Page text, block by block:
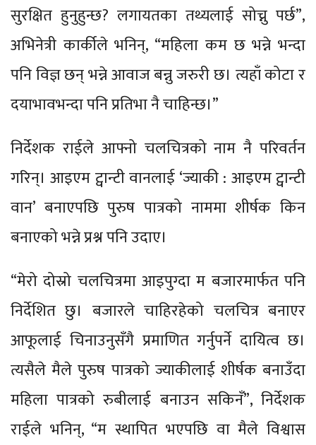
सुरक्षित हुनुहुन्छ? लगायतका तथ्यलाई सोच्नु पर्छ”,
अभिनेत्री कार्कीले भनिन्, “महिला कम छ भन्ने भन्दा
पनि विज्ञ छन् भन्ने आवाज बन्नु जरुरी छ। त्यहाँ कोटा र
दयाभावभन्दा पनि प्रतिभा नै चाहिन्छ।”
निर्देशक राईले आफ्नो चलचित्रको नाम नै परिवर्तन
गरिन्। आइएम ट्वान्टी वानलाई ‘ज्याकी : आइएम ट्वान्टी
वान’ बनाएपछि पुरुष पात्रको नाममा शीर्षक किन
बनाएको भन्ने प्रश्न पनि उदाए।
“मेरो दोस्रो चलचित्रमा आइपुग्दा म बजारमार्फत पनि
निर्देशित छु। बजारले चाहिरहेको चलचित्र बनाएर
आफूलाई चिनाउनुसँगै प्रमाणित गर्नुपर्ने दायित्व छ।
त्यसैले मैले पुरुष पात्रको ज्याकीलाई शीर्षक बनाउँदा
महिला पात्रको रुबीलाई बनाउन सकिनँ”, निर्देशक
राईले भनिन्, “म स्थापित भएपछि वा मैले विश्वास